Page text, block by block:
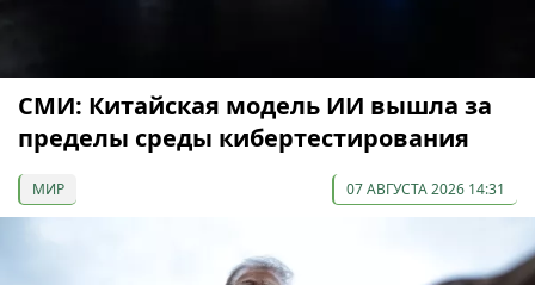
СМИ: Китайская модель ИИ вышла за
пределы среды кибертестирования
МИР 07 АВГУСТА 2026 14:31